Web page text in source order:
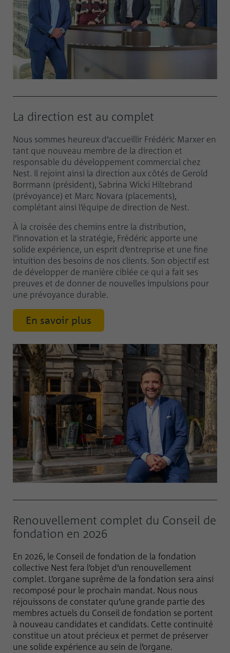
La direction est au complet
Nous sommes heureux d’accueillir Frédéric Marxer en
tant que nouveau membre de la direction et
responsable du développement commercial chez
Nest. Il rejoint ainsi la direction aux côtés de Gerold
Borrmann (président), Sabrina Wicki Hiltebrand
(prévoyance) et Marc Novara (placements),
complétant ainsi l’équipe de direction de Nest.
À la croisée des chemins entre la distribution,
l’innovation et la stratégie, Frédéric apporte une
solide expérience, un esprit d’entreprise et une fine
intuition des besoins de nos clients. Son objectif est
de développer de manière ciblée ce qui a fait ses
preuves et de donner de nouvelles impulsions pour
une prévoyance durable.
En savoir plus
Renouvellement complet du Conseil de
fondation en 2026
En 2026, le Conseil de fondation de la fondation
collective Nest fera l’objet d’un renouvellement
complet. L’organe suprême de la fondation sera ainsi
recomposé pour le prochain mandat. Nous nous
réjouissons de constater qu’une grande partie des
membres actuels du Conseil de fondation se portent
à nouveau candidates et candidats. Cette continuité
constitue un atout précieux et permet de préserver
une solide expérience au sein de l’organe.